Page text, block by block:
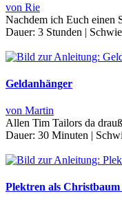
von Rie
Nachdem ich Euch einen
Dauer: 3 Stunden |
Geldanhänger
von Martin
Allen Tim Tailors da
Dauer: 30 Minuten |
Plektren als Christbaum